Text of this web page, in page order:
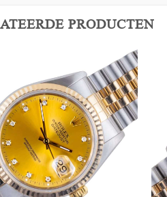
PRODUCTEN
Add to
wishlist